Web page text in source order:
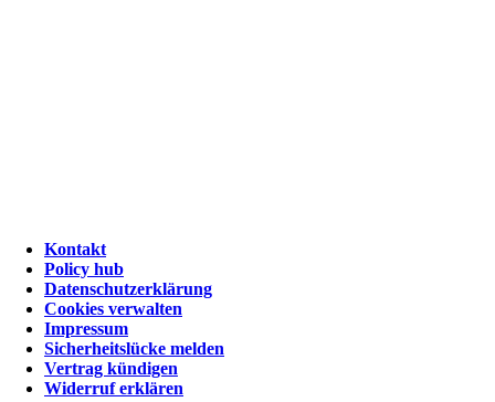
Kontakt
Policy hub
Datenschutzerklärung
Cookies verwalten
Impressum
Sicherheitslücke melden
Vertrag kündigen
Widerruf erklären